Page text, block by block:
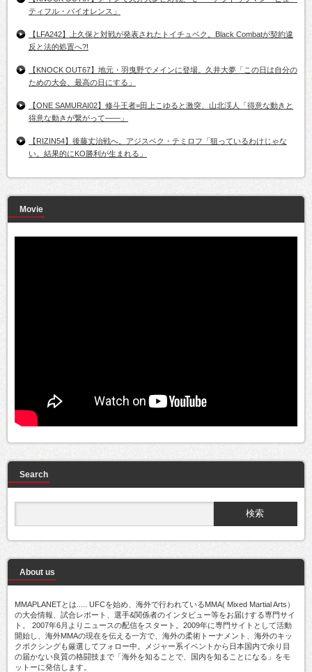
ティフル・バイオレンス」
【LFA242】上久保と対戦が発表されたトイチュベク。Black Combatが契約違
反と法的処置へ?!
【KNOCK OUT67】地元・羽曳野でメインに登場。久井大夢「この日は自分の
ための大会、最高の日にする」
【ONE SAMURAI02】修斗王者=田上こゆると激突、山北渓人「得意な動きと
得意な動きが繋がって――」
【RIZIN54】後藤丈治戦へ。アジスベク・テミロフ「狙っているわけじゃな
い。結果的にKO勝利が生まれる」
Movie
Search
About us
MMAPLANETとは..... UFCを始め、海外で行われているMMA( Mixed Martial Arts）
の大会情報、試合レポート、選手&関係者のインタビュー等をお届けする専門サイ
ト。 2007年6月よりニュースの配信をスタート。2009年に専門サイトとして活動
開始し、海外MMAの現在を伝える一方で、海外の柔術トーナメント、海外のキッ
クボクシングも厳選してフォロー中。メジャー系イベントから日本国内で余り目
の届かない良質の格闘技まで「海外を知ることで、国内を知ることになる」をモ
ットーに発信します。